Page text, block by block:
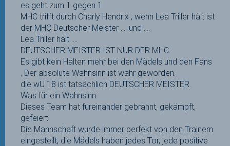
es geht zum 1 gegen 1
MHC trifft durch Charly Hendrix , wenn Lea Triller hält ist
der MHC Deutscher Meister …. und ….
Lea Triller hält ….
DEUTSCHER MEISTER IST NUR DER MHC.
Es gibt kein Halten mehr bei den Mädels und den Fans
. Der absolute Wahnsinn ist wahr geworden.
die wU 18 ist tatsächlich DEUTSCHER MEISTER.
Was für ein Wahnsinn.
Dieses Team hat füreinander gebrannt, gekämpft,
gefeiert.
Die Mannschaft wurde immer perfekt von den Trainern
eingestellt, die Mädels haben jedes Tor, jede positive